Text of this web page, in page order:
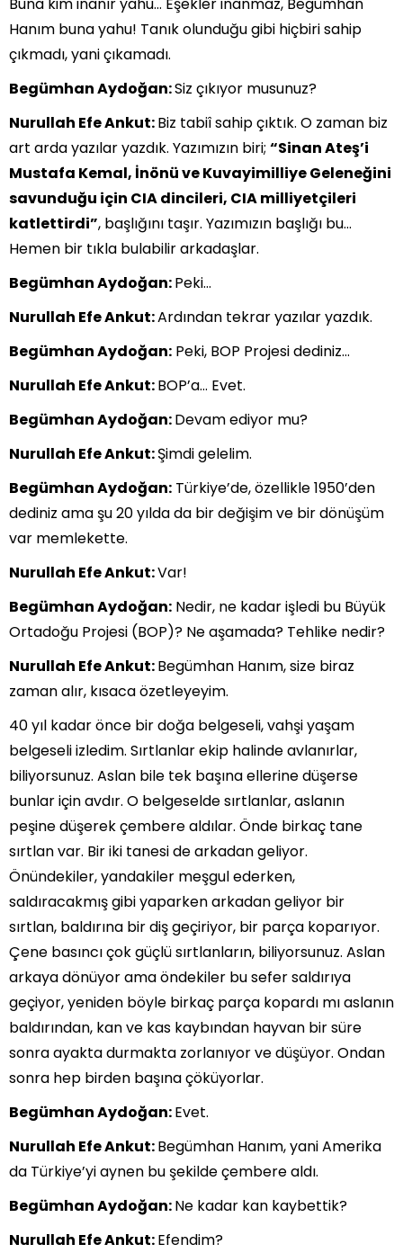
Hanım buna yahu! Tanık olunduğu gibi hiçbiri sahip
çıkmadı, yani çıkamadı.
Begümhan Aydoğan:Siz çıkıyor musunuz?
Nurullah Efe Ankut:Biz tabiî sahip çıktık. O zaman biz
art arda yazılar yazdık. Yazımızın biri; “Sinan Ateş’i
Mustafa Kemal, İnönü ve Kuvayimilliye Geleneğini
savunduğu için CIA dincileri, CIA milliyetçileri
katlettirdi”, başlığını taşır. Yazımızın başlığı bu…
Hemen bir tıkla bulabilir arkadaşlar.
Begümhan Aydoğan:Peki…
Nurullah Efe Ankut:Ardından tekrar yazılar yazdık.
Begümhan Aydoğan: Peki, BOP Projesi dediniz…
Nurullah Efe Ankut:BOP’a… Evet.
Begümhan Aydoğan:Devam ediyor mu?
Nurullah Efe Ankut:Şimdi gelelim.
Begümhan Aydoğan: Türkiye’de, özellikle 1950’den
dediniz ama şu 20 yılda da bir değişim ve bir dönüşüm
var memlekette.
Nurullah Efe Ankut:Var!
Begümhan Aydoğan: Nedir, ne kadar işledi bu Büyük
Ortadoğu Projesi (BOP)? Ne aşamada? Tehlike nedir?
Nurullah Efe Ankut:Begümhan Hanım, size biraz
zaman alır, kısaca özetleyeyim.
40 yıl kadar önce bir doğa belgeseli, vahşi yaşam
belgeseli izledim. Sırtlanlar ekip halinde avlanırlar,
biliyorsunuz. Aslan bile tek başına ellerine düşerse
bunlar için avdır. O belgeselde sırtlanlar, aslanın
peşine düşerek çembere aldılar. Önde birkaç tane
sırtlan var. Bir iki tanesi de arkadan geliyor.
Önündekiler, yandakiler meşgul ederken,
saldıracakmış gibi yaparken arkadan geliyor bir
sırtlan, baldırına bir diş geçiriyor, bir parça koparıyor.
Çene basıncı çok güçlü sırtlanların, biliyorsunuz. Aslan
arkaya dönüyor ama öndekiler bu sefer saldırıya
geçiyor, yeniden böyle birkaç parça kopardı mı aslanın
baldırından, kan ve kas kaybından hayvan bir süre
sonra ayakta durmakta zorlanıyor ve düşüyor. Ondan
sonra hep birden başına çöküyorlar.
Begümhan Aydoğan:Evet.
Nurullah Efe Ankut:Begümhan Hanım, yani Amerika
da Türkiye’yi aynen bu şekilde çembere aldı.
Begümhan Aydoğan:Ne kadar kan kaybettik?
Nurullah Efe Ankut:Efendim?